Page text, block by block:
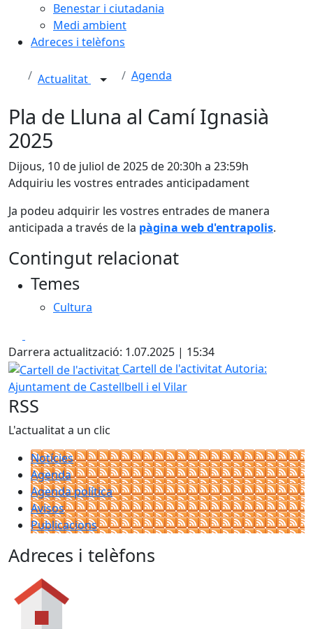
Benestar i ciutadania
Medi ambient
Adreces i telèfons
Actualitat Agenda
Pla de Lluna al Camí Ignasià
2025
Dijous, 10 de juliol de 2025 de 20:30h a 23:59h
Adquiriu les vostres entrades anticipadament
Ja podeu adquirir les vostres entrades de manera
anticipada a través de la pàgina web d'entrapolis.
Contingut relacionat
Temes
Cultura
Darrera actualització: 1.07.2025 | 15:34
Cartell de l'activitat
Cartell de l'activitatAutoria:
Ajuntament de Castellbell i el Vilar
RSS
L'actualitat a un clic
Notícies
Agenda
Agenda política
Avisos
Publicacions
Adreces i telèfons